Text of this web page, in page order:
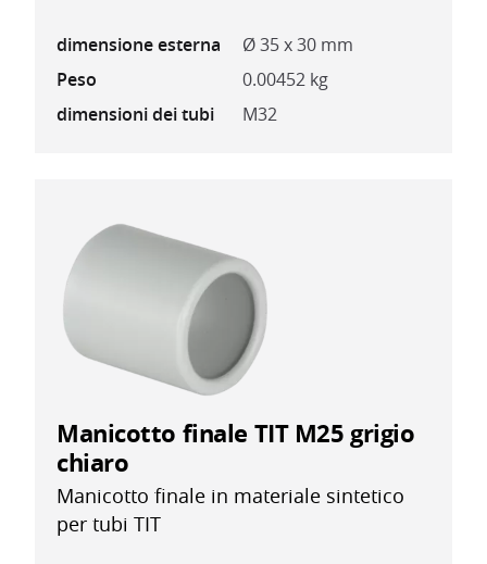
dimensione esterna
Ø 35 x 30 mm
Peso
0.00452 kg
dimensioni dei tubi
M32
Manicotto finale TIT M25 grigio
chiaro
Manicotto finale in materiale sintetico
per tubi TIT